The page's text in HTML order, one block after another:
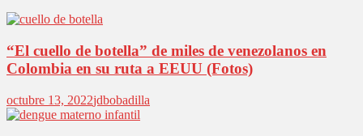
“El cuello de botella” de miles de venezolanos en
Colombia en su ruta a EEUU (Fotos)
octubre 13, 2022jdbobadilla